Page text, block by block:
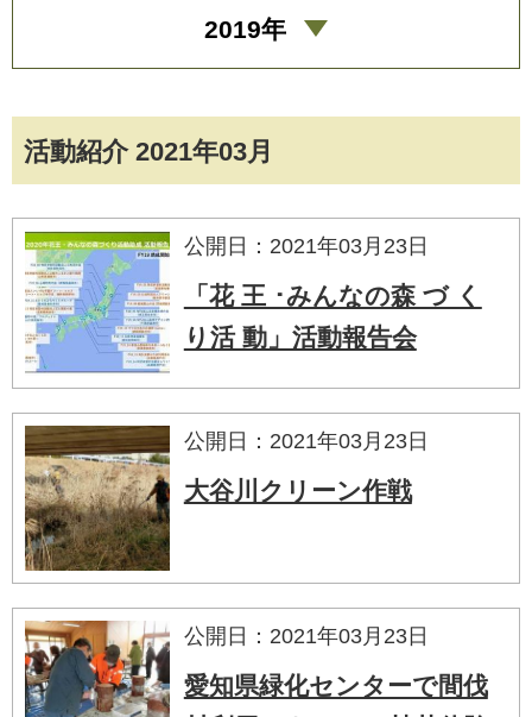
活動紹介 2021年03月
公開日：2021年03月23日
「花 王 ･みんなの森 づ く
り活 動」活動報告会
公開日：2021年03月23日
大谷川クリーン作戦
公開日：2021年03月23日
愛知県緑化センターで間伐
2019年